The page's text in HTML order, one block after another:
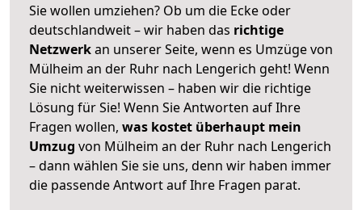
Sie wollen umziehen? Ob um die Ecke oder
deutschlandweit – wir haben das richtige
Netzwerkan unserer Seite, wenn es Umzüge von
Mülheim an der Ruhr nach Lengerich geht! Wenn
Sie nicht weiterwissen – haben wir die richtige
Lösung für Sie! Wenn Sie Antworten auf Ihre
Fragen wollen, was kostet überhaupt mein
Umzug von Mülheim an der Ruhr nach Lengerich
– dann wählen Sie sie uns, denn wir haben immer
die passende Antwort auf Ihre Fragen parat.